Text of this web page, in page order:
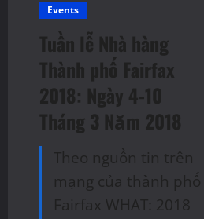
Events
Tuần lễ Nhà hàng
Thành phố Fairfax
2018: Ngày 4-10
Tháng 3 Năm 2018
Theo nguồn tin trên
mạng của thành phố
Fairfax WHAT: 2018